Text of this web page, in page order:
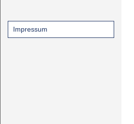
Impressum